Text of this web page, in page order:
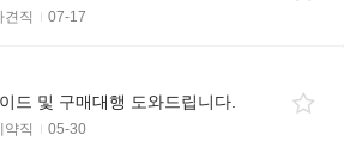
견직 07-17
드 및 구매대행 도와드립니다.
약직 05-30